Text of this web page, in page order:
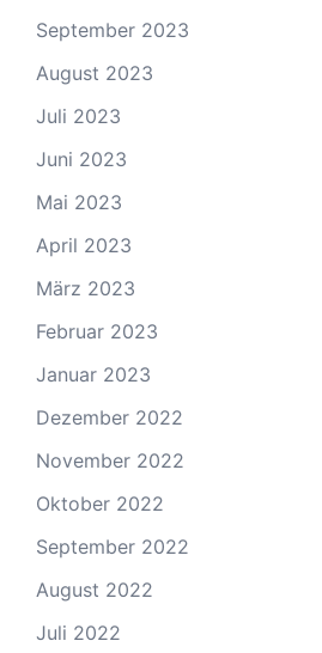
September 2023
August 2023
Juli 2023
Juni 2023
Mai 2023
April 2023
März 2023
Februar 2023
Januar 2023
Dezember 2022
November 2022
Oktober 2022
September 2022
August 2022
Juli 2022